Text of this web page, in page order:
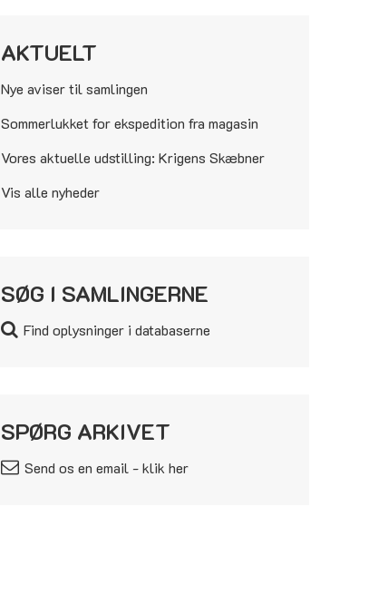
AKTUELT
Nye aviser til samlingen
Sommerlukket for ekspedition fra magasin
Vores aktuelle udstilling: Krigens Skæbner
Vis alle nyheder
SØG I SAMLINGERNE
Find oplysninger i databaserne
SPØRG ARKIVET
Send os en email - klik her